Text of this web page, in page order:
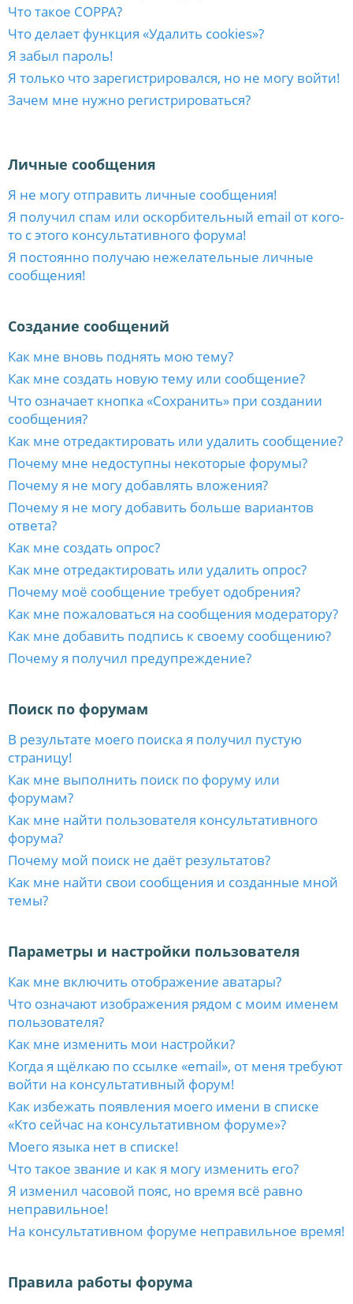
Что такое COPPA?
Что делает функция «Удалить cookies»?
Я забыл пароль!
Я только что зарегистрировался, но не могу войти!
Зачем мне нужно регистрироваться?
Личные сообщения
Я не могу отправить личные сообщения!
Я получил спам или оскорбительный email от кого-
то с этого консультативного форума!
Я постоянно получаю нежелательные личные
сообщения!
Создание сообщений
Как мне вновь поднять мою тему?
Как мне создать новую тему или сообщение?
Что означает кнопка «Сохранить» при создании
сообщения?
Как мне отредактировать или удалить сообщение?
Почему мне недоступны некоторые форумы?
Почему я не могу добавлять вложения?
Почему я не могу добавить больше вариантов
ответа?
Как мне создать опрос?
Как мне отредактировать или удалить опрос?
Почему моё сообщение требует одобрения?
Как мне пожаловаться на сообщения модератору?
Как мне добавить подпись к своему сообщению?
Почему я получил предупреждение?
Поиск по форумам
В результате моего поиска я получил пустую
страницу!
Как мне выполнить поиск по форуму или
форумам?
Как мне найти пользователя консультативного
форума?
Почему мой поиск не даёт результатов?
Как мне найти свои сообщения и созданные мной
темы?
Параметры и настройки пользователя
Как мне включить отображение аватары?
Что означают изображения рядом с моим именем
пользователя?
Как мне изменить мои настройки?
Когда я щёлкаю по ссылке «email», от меня требуют
войти на консультативный форум!
Как избежать появления моего имени в списке
«Кто сейчас на консультативном форуме»?
Моего языка нет в списке!
Что такое звание и как я могу изменить его?
Я изменил часовой пояс, но время всё равно
неправильное!
На консультативном форуме неправильное время!
Правила работы форума